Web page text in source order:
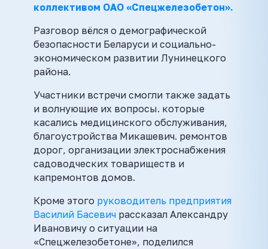
коллективом ОАО «Спецжелезобетон».
Разговор вёлся о демографической
безопасности Беларуси и социально-
экономическом развитии Лунинецкого
района.
Участники встречи смогли также задать
и волнующие их вопросы. которые
касались медицинского обслуживания,
благоустройства Микашевич. ремонтов
дорог, организации электроснабжения
садоводческих товариществ и
капремонтов домов.
Кроме этого руководитель предприятия
Василий Басевич рассказал Александру
Ивановичу о ситуации на
«Спецжелезобетоне», поделился